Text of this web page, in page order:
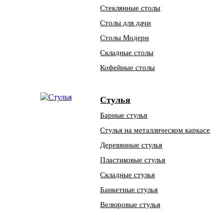
Стеклянные столы
Столы для дачи
Столы Модерн
Складные столы
Кофейные столы
Стулья
Барные стулья
Стулья на металлическом каркасе
Деревянные стулья
Пластиковые стулья
Складные стулья
Банкетные стулья
Велюровые стулья